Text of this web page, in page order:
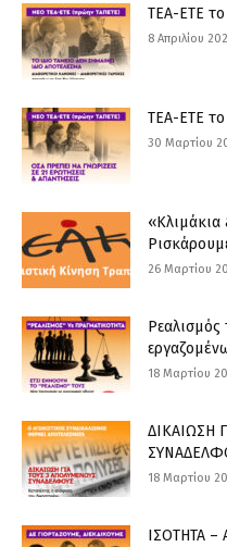
ΤΕΑ-ΕΤΕ
8 Απριλίου
ΤΕΑ-ΕΤΕ
30 Μαρτίου
«Κλιμάκια
26 Μαρτίου
18 Μαρτίου
ΔΙΚΑΙΩΣΗ
18 Μαρτίου
ΙΣΟΤΗΤΑ –